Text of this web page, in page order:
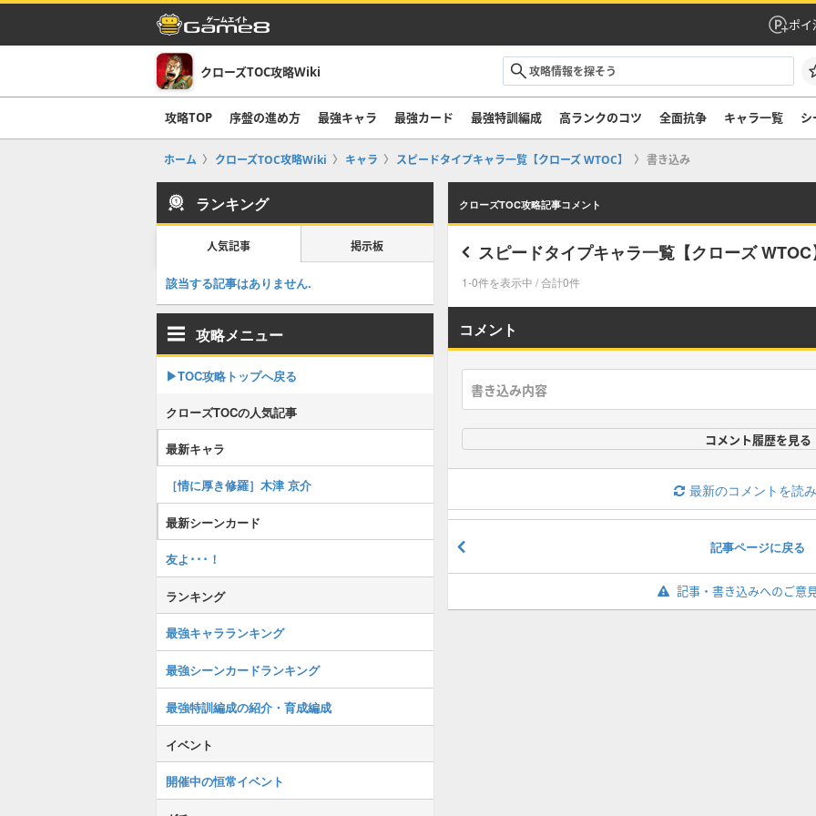
ポイ
クローズTOC攻略Wiki
攻略TOP 序盤の進め方 最強キャラ 最強カード 最強特訓編成 高ランクのコツ 全面抗争 キャラ一覧 シ
ホーム クローズTOC攻略Wiki キャラ スピードタイプキャラ一覧【クローズ WTOC】 書き込み
クローズTOC攻略記事コメント
スピードタイプキャラ一覧【クローズ WTOC
1-0件を表示中 / 合計0件
コメント
コメント履歴を見る
最新のコメントを読
記事ページに戻る
記事・書き込みへのご意
ランキング
人気記事 掲示板
該当する記事はありません.
攻略メニュー
▶TOC攻略トップへ戻る
クローズTOCの人気記事
最新キャラ
［情に厚き修羅］木津 京介
最新シーンカード
友よ･･･！
ランキング
最強キャラランキング
最強シーンカードランキング
最強特訓編成の紹介・育成編成
イベント
開催中の恒常イベント